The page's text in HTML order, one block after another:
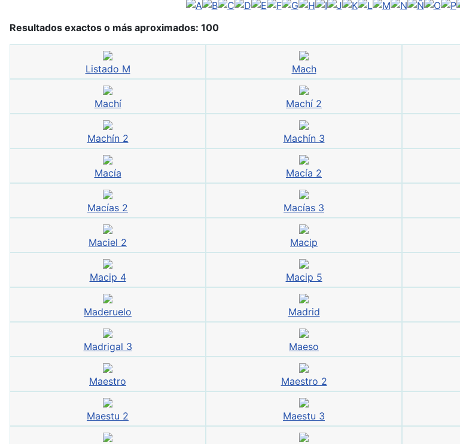
Resultados exactos o más aproximados: 100
Listado M Mach
Machí Machí 2
Machín 2 Machín 3
Macía Macía 2
Macías 2 Macías 3
Maciel 2 Macip
Macip 4 Macip 5
Maderuelo Madrid
Madrigal 3 Maeso
Maestro Maestro 2
Maestu 2 Maestu 3